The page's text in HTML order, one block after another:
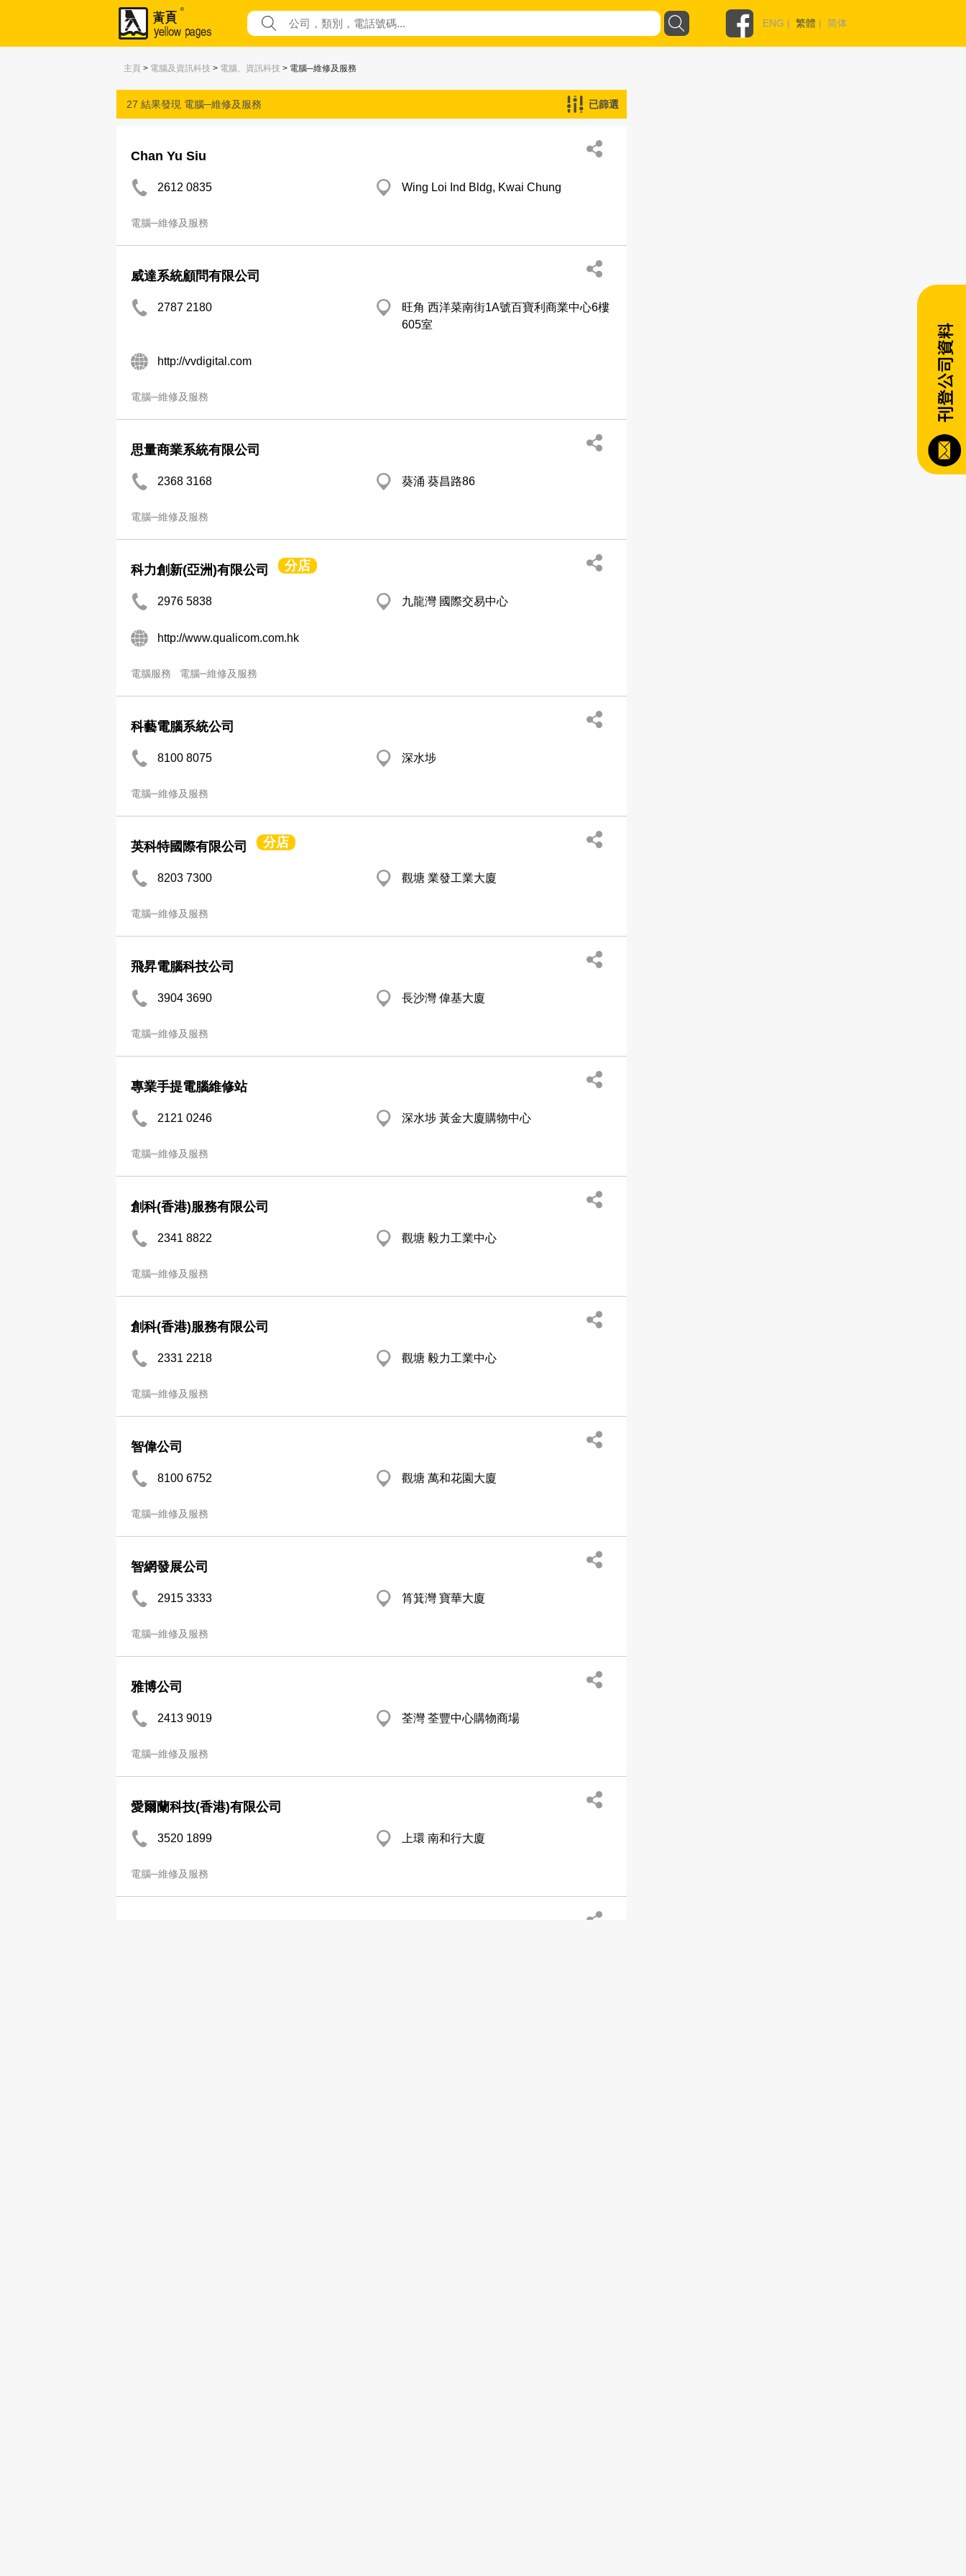
ENG | 繁體 | 简体
主頁 > 電腦及資訊科技 > 電腦、資訊科技 > 電腦─維修及服務
27 結果發現 電腦─維修及服務 已篩選
Chan Yu Siu
2612 0835 Wing Loi Ind Bldg, Kwai Chung
電腦─維修及服務
威達系統顧問有限公司
2787 2180
旺角 西洋菜南街1A號百寶利商業中心6樓
605室
http://vvdigital.com
電腦─維修及服務
思量商業系統有限公司
2368 3168 葵涌 葵昌路86
電腦─維修及服務
科力創新(亞洲)有限公司 分店
2976 5838 九龍灣 國際交易中心
http://www.qualicom.com.hk
電腦服務 電腦─維修及服務
科藝電腦系統公司
8100 8075 深水埗
電腦─維修及服務
英科特國際有限公司 分店
8203 7300 觀塘 業發工業大廈
電腦─維修及服務
飛昇電腦科技公司
3904 3690 長沙灣 偉基大廈
電腦─維修及服務
專業手提電腦維修站
2121 0246 深水埗 黃金大廈購物中心
電腦─維修及服務
創科(香港)服務有限公司
2341 8822 觀塘 毅力工業中心
電腦─維修及服務
創科(香港)服務有限公司
2331 2218 觀塘 毅力工業中心
電腦─維修及服務
智偉公司
8100 6752 觀塘 萬和花園大廈
電腦─維修及服務
智網發展公司
2915 3333 筲箕灣 寶華大廈
電腦─維修及服務
雅博公司
2413 9019 荃灣 荃豐中心購物商場
電腦─維修及服務
愛爾蘭科技(香港)有限公司
3520 1899 上環 南和行大廈
電腦─維修及服務